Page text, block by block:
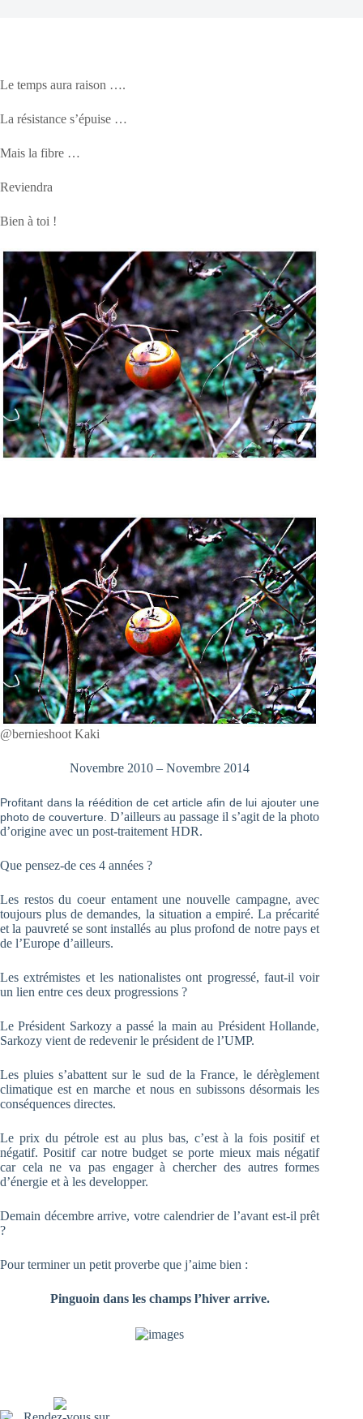
Le temps aura raison ….
La résistance s’épuise …
Mais la fibre …
Reviendra
Bien à toi !
@bernieshoot Kaki
Novembre 2010 – Novembre 2014
Profitant dans la réédition de cet article afin de lui ajouter une
photo de couverture.D’ailleurs au passage il s’agit de la photo
d’origine avec un post-traitement HDR.
Que pensez-de ces 4 années ?
Les restos du coeur entament une nouvelle campagne, avec
toujours plus de demandes, la situation a empiré. La précarité
et la pauvreté se sont installés au plus profond de notre pays et
de l’Europe d’ailleurs.
Les extrémistes et les nationalistes ont progressé, faut-il voir
un lien entre ces deux progressions ?
Le Président Sarkozy a passé la main au Président Hollande,
Sarkozy vient de redevenir le président de l’UMP.
Les pluies s’abattent sur le sud de la France, le dérèglement
climatique est en marche et nous en subissons désormais les
conséquences directes.
Le prix du pétrole est au plus bas, c’est à la fois positif et
négatif. Positif car notre budget se porte mieux mais négatif
car cela ne va pas engager à chercher des autres formes
d’énergie et à les developper.
Demain décembre arrive, votre calendrier de l’avant est-il prêt
?
Pour terminer un petit proverbe que j’aime bien :
Pinguoin dans les champs l’hiver arrive.